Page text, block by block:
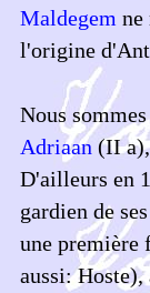
Maldegem ne
l'origine
Nous
Adriaan (II
D'ailleurs en
gardien de
une première
aussi: